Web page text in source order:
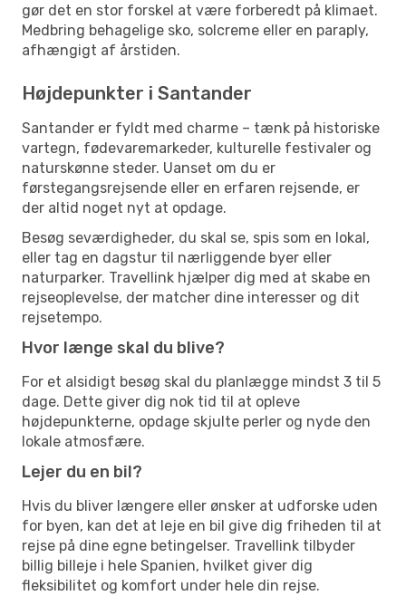
gør det en stor forskel at være forberedt på klimaet.
Medbring behagelige sko, solcreme eller en paraply,
afhængigt af årstiden.
Højdepunkter i Santander
Santander er fyldt med charme – tænk på historiske
vartegn, fødevaremarkeder, kulturelle festivaler og
naturskønne steder. Uanset om du er
førstegangsrejsende eller en erfaren rejsende, er
der altid noget nyt at opdage.
Besøg seværdigheder, du skal se, spis som en lokal,
eller tag en dagstur til nærliggende byer eller
naturparker. Travellink hjælper dig med at skabe en
rejseoplevelse, der matcher dine interesser og dit
rejsetempo.
Hvor længe skal du blive?
For et alsidigt besøg skal du planlægge mindst 3 til 5
dage. Dette giver dig nok tid til at opleve
højdepunkterne, opdage skjulte perler og nyde den
lokale atmosfære.
Lejer du en bil?
Hvis du bliver længere eller ønsker at udforske uden
for byen, kan det at leje en bil give dig friheden til at
rejse på dine egne betingelser. Travellink tilbyder
billig billeje i hele Spanien, hvilket giver dig
fleksibilitet og komfort under hele din rejse.